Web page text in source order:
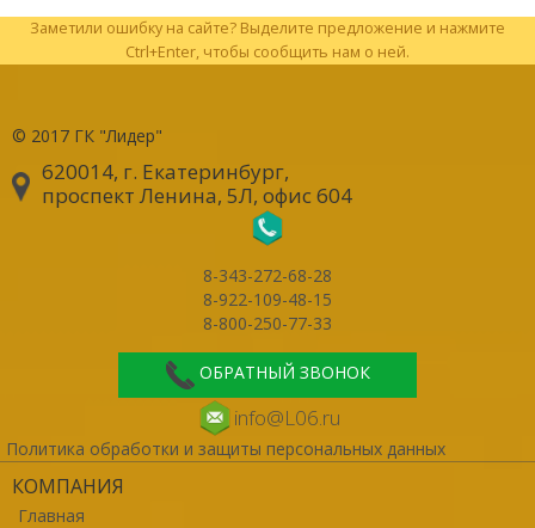
Заметили ошибку на сайте? Выделите предложение и нажмите
Ctrl+Enter, чтобы сообщить нам о ней.
© 2017 ГК "Лидер"
620014, г. Екатеринбург,
проспект Ленина, 5Л, офис 604
8-343-272-68-28
8-922-109-48-15
8-800-250-77-33
ОБРАТНЫЙ ЗВОНОК
info@L06.ru
Политика обработки и защиты персональных данных
КОМПАНИЯ
Главная